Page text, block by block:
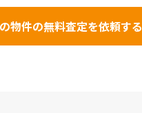
物件の無料査定を依頼する